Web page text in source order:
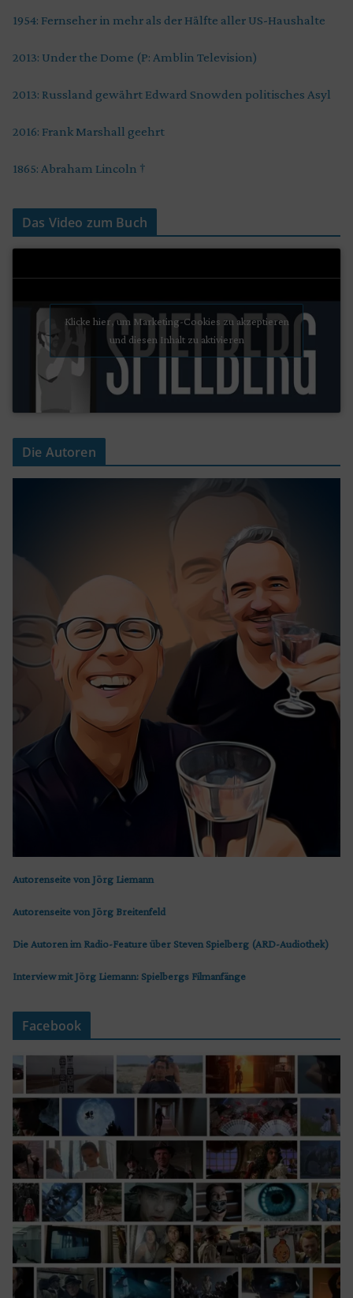
1954: Fernseher in mehr als der Hälfte aller US-Haushalte
2013: Under the Dome (P: Amblin Television)
2013: Russland gewährt Edward Snowden politisches Asyl
2016: Frank Marshall geehrt
1865: Abraham Lincoln †
Das Video zum Buch
Klicke hier, um Marketing-Cookies zu akzeptieren
und diesen Inhalt zu aktivieren
Die Autoren
Autorenseite von Jörg Liemann
Autorenseite von Jörg Breitenfeld
Die Autoren im Radio-Feature über Steven Spielberg (ARD-Audiothek)
Interview mit Jörg Liemann: Spielbergs Filmanfänge
Facebook